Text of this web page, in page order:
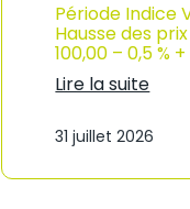
Période Indice
Hausse des
100,00 – 0,5 %
Lire la suite
n
i
31 juillet 2026